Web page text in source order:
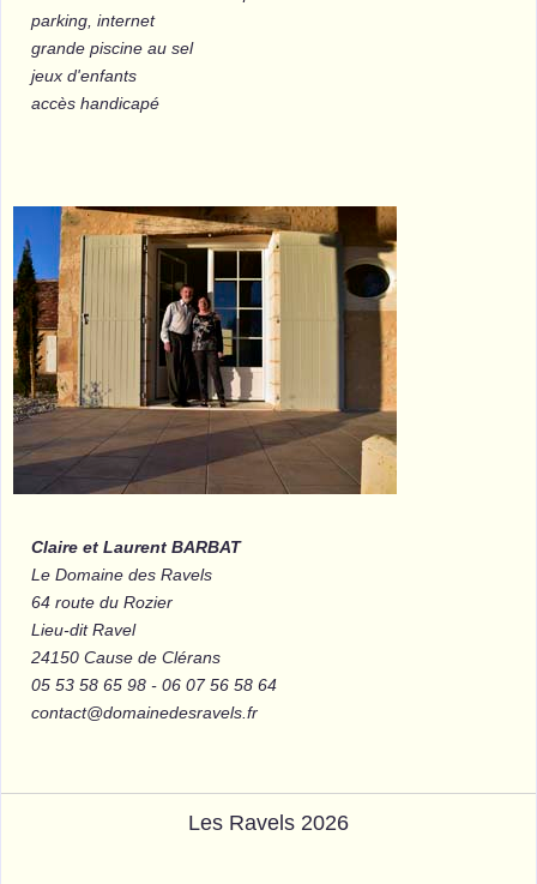
parking, internet
grande piscine au sel
jeux d'enfants
accès handicapé
Claire et Laurent BARBAT
Le Domaine des Ravels
64 route du Rozier
Lieu-dit Ravel
24150 Cause de Clérans
05 53 58 65 98 - 06 07 56 58 64
contact@domainedesravels.fr
Les Ravels 2026